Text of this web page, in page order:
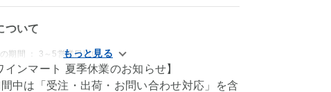
ついて
期間 ： 3～5営業日以内
インマート 夏季休業のお知らせ】
中は「受注・出荷・お問い合わせ対応」を含